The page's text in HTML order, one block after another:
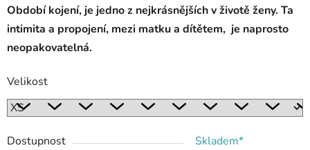
Období kojení, je jedno z nejkrásnějších v životě ženy. Ta
intimita a propojení, mezi matku a dítětem, je naprosto
neopakovatelná.
Velikost
Dostupnost
Skladem*